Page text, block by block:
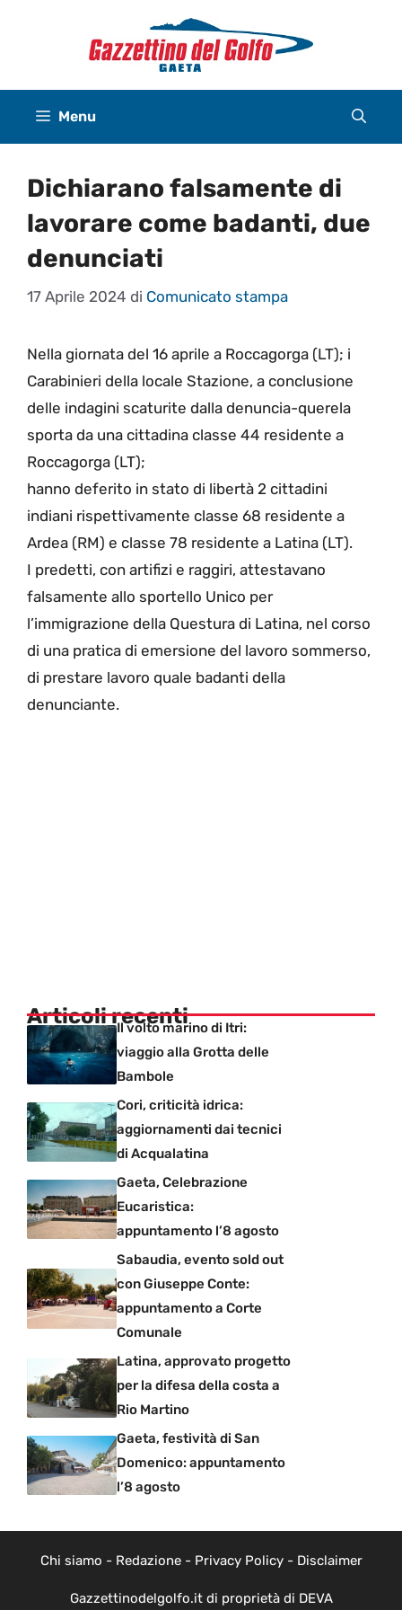
Menu
Dichiarano falsamente di
lavorare come badanti, due
denunciati
17 Aprile 2024 di Comunicato stampa
Nella giornata del 16 aprile a Roccagorga (LT); i
Carabinieri della locale Stazione, a conclusione
delle indagini scaturite dalla denuncia-querela
sporta da una cittadina classe 44 residente a
Roccagorga (LT);
hanno deferito in stato di libertà 2 cittadini
indiani rispettivamente classe 68 residente a
Ardea (RM) e classe 78 residente a Latina (LT).
I predetti, con artifizi e raggiri, attestavano
falsamente allo sportello Unico per
l’immigrazione della Questura di Latina, nel corso
di una pratica di emersione del lavoro sommerso,
di prestare lavoro quale badanti della
denunciante.
Articoli recenti
Il volto marino di Itri:
viaggio alla Grotta delle
Bambole
Cori, criticità idrica:
aggiornamenti dai tecnici
di Acqualatina
Gaeta, Celebrazione
Eucaristica:
appuntamento l’8 agosto
Sabaudia, evento sold out
con Giuseppe Conte:
appuntamento a Corte
Comunale
Latina, approvato progetto
per la difesa della costa a
Rio Martino
Gaeta, festività di San
Domenico: appuntamento
l’8 agosto
Chi siamo - Redazione- Privacy Policy- Disclaimer
Gazzettinodelgolfo.it di proprietà di DEVA